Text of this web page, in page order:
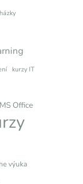
kurzy IT
MS Office
výuka